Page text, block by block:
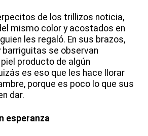
de los trillizos noticia,
mismo color y acostados en
les regaló. En sus brazos,
barriguitas se observan
producto de algún
es eso que les hace llorar
porque es poco lo que sus
dar.
esperanza